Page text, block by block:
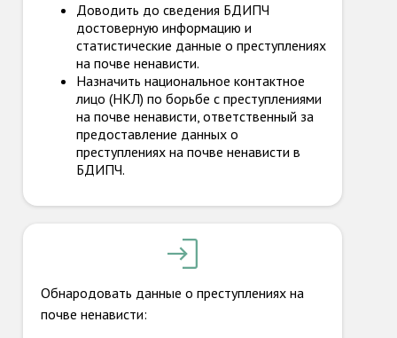
Доводить до сведения БДИПЧ
достоверную информацию и
статистические данные о преступлениях
на почве ненависти.
Назначить национальное контактное
лицо (НКЛ) по борьбе с преступлениями
на почве ненависти, ответственный за
предоставление данных о
преступлениях на почве ненависти в
БДИПЧ.
Обнародовать данные о преступлениях на
почве ненависти: